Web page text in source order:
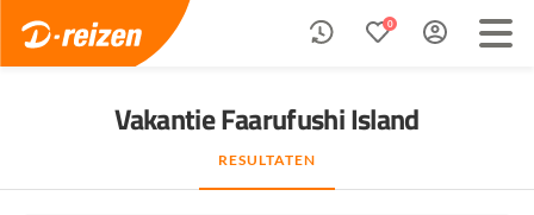
0
Vakantie Faarufushi Island
RESULTATEN